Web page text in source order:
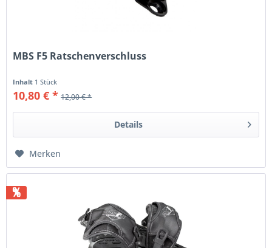
MBS F5 Ratschenverschluss
Inhalt 1 Stück
10,80 € * 12,00 € *
Details
Merken
%